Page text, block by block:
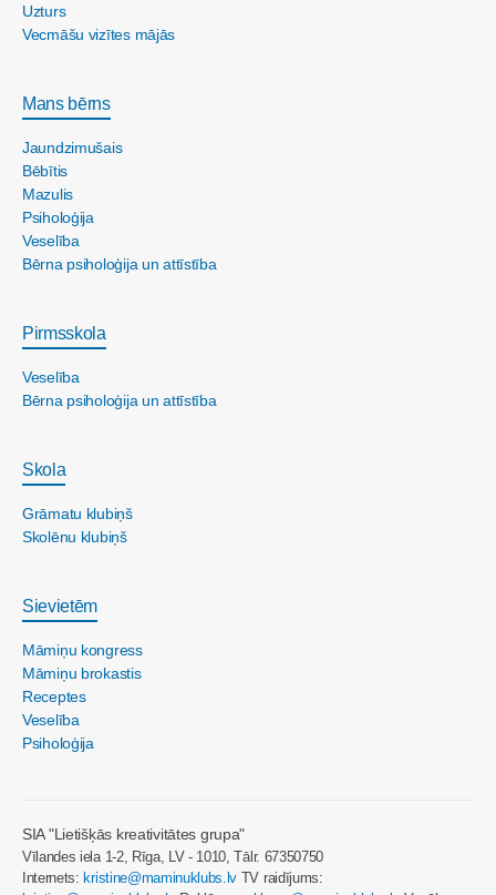
Uzturs
Vecmāšu vizītes mājās
Mans bērns
Jaundzimušais
Bēbītis
Mazulis
Psiholoģija
Veselība
Bērna psiholoģija un attīstība
Pirmsskola
Veselība
Bērna psiholoģija un attīstība
Skola
Grāmatu klubiņš
Skolēnu klubiņš
Sievietēm
Māmiņu kongress
Māmiņu brokastis
Receptes
Veselība
Psiholoģija
SIA "Lietišķās kreativitātes grupa"
Vīlandes iela 1-2, Rīga, LV - 1010, Tālr. 67350750
Internets:kristine@maminuklubs.lv TV raidījums: